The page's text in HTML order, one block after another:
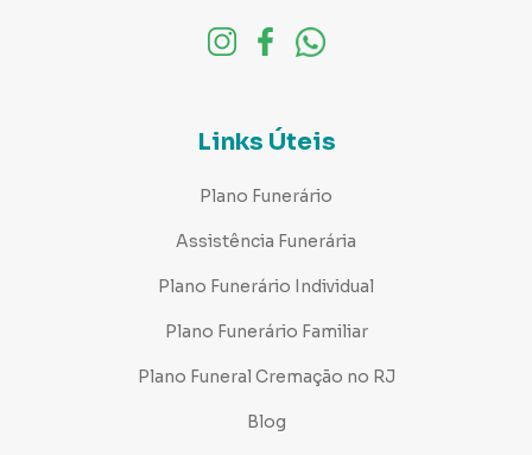
Links Úteis
Plano Funerário
Assistência Funerária
Plano Funerário Individual
Plano Funerário Familiar
Plano Funeral Cremação no RJ
Blog